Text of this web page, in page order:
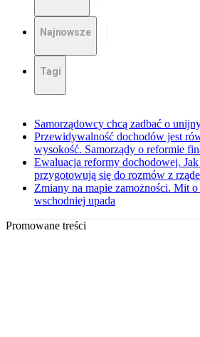
Najnowsze
Tagi
Samorządowcy chcą zadbać o
Przewidywalność dochodów jest
wysokość. Samorządy o reformie
Ewaluacja reformy dochodowej.
przygotowują się do rozmów z
Zmiany na mapie zamożności. Mit
wschodniej upada
Promowane treści